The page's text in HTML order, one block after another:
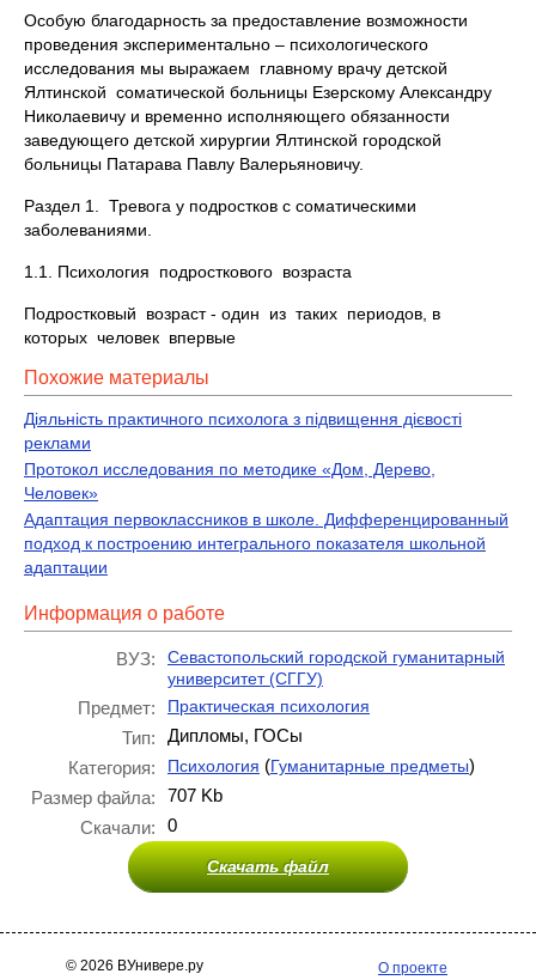
Особую благодарность за предоставление возможности
проведения экспериментально – психологического
исследования мы выражаем главному врачу детской
Ялтинской соматической больницы Езерскому Александру
Николаевичу и временно исполняющего обязанности
заведующего детской хирургии Ялтинской городской
больницы Патарава Павлу Валерьяновичу.
Раздел 1. Тревога у подростков с соматическими
заболеваниями.
1.1. Психология подросткового возраста
Подростковый возраст - один из таких периодов, в
которых человек впервые
Похожие материалы
Діяльність практичного психолога з підвищення дієвості
реклами
Протокол исследования по методике «Дом, Дерево,
Человек»
Адаптация первоклассников в школе. Дифференцированный
подход к построению интегрального показателя школьной
адаптации
Информация о работе
ВУЗ:
Севастопольский городской гуманитарный
университет (СГГУ)
Предмет: Практическая психология
Тип:
Дипломы, ГОСы
Категория:
Психология (Гуманитарные предметы)
Размер файла:
707 Kb
Скачали:
0
Скачать файл
© 2026 ВУнивере.ру О проекте